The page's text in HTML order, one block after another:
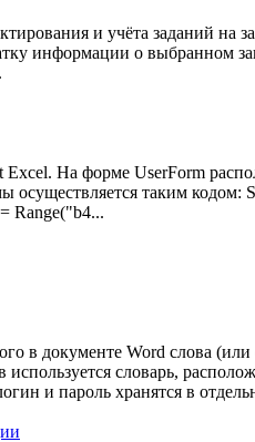
и учёта заданий на
информации о выбранном
На форме UserForm
осуществляется таким
Range("b4...
в документе Word слова
словарь,
и пароль хранятся в